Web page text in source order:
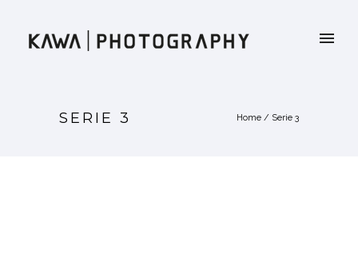
SERIE 3 Home / Serie 3